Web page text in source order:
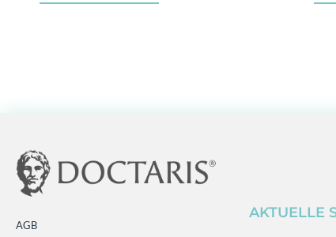
AGB
AKTUELLE